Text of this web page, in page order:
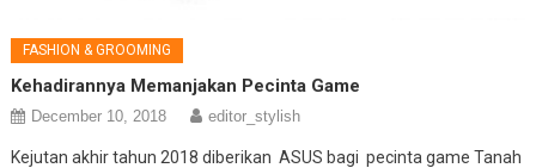
FASHION & GROOMING
Kehadirannya Memanjakan Pecinta Game
December 10, 2018 editor_stylish
Kejutan akhir tahun 2018 diberikan ASUS bagi pecinta game Tanah